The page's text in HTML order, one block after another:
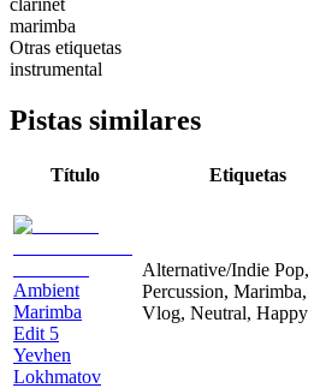
marimba
Otras etiquetas
instrumental
Pistas similares
Título Etiquetas
Ambient
Marimba
Edit 5
Yevhen
Lokhmatov
Alternative/Indie Pop,
Percussion, Marimba,
Vlog, Neutral, Happy